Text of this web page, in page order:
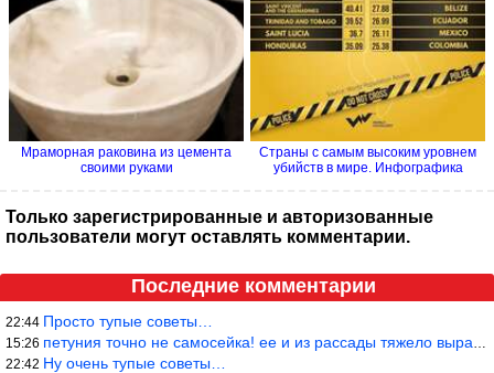
Мраморная раковина из цемента
своими руками
Страны с самым высоким уровнем
убийств в мире. Инфографика
Только зарегистрированные и авторизованные
пользователи могут оставлять комментарии.
Последние комментарии
22:44 Просто тупые советы…
15:26 петуния точно не самосейка! ее и из рассады тяжело вырастить!
22:42 Ну очень тупые советы…